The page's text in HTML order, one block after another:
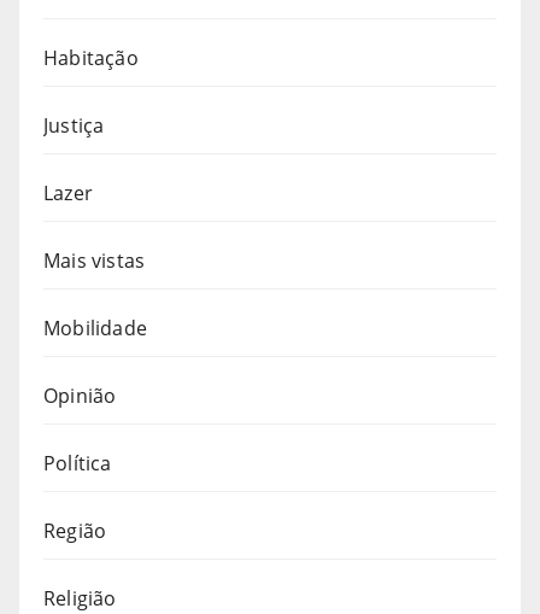
Habitação
Justiça
Lazer
Mais vistas
Mobilidade
Opinião
Política
Região
Religião